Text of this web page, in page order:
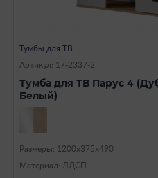
Тумбы для ТВ
Артикул: 17-2337-2
Тумба для ТВ Парус 4
Белый)
Размеры: 1200х375х490
Материал: ЛДСП